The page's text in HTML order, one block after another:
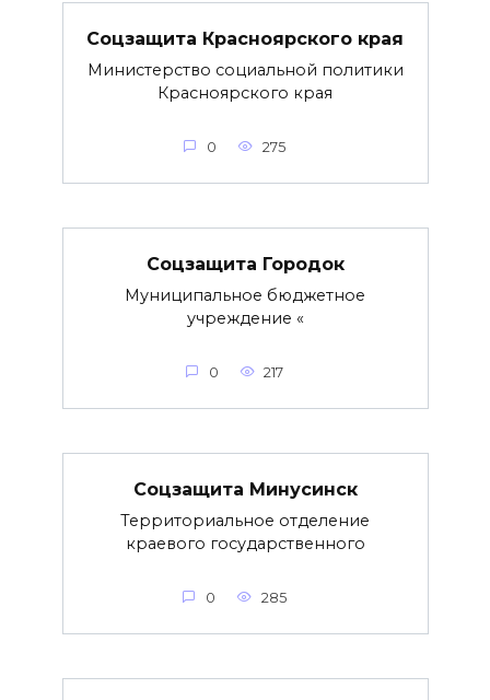
Соцзащита Красноярского края
Министерство социальной политики
Красноярского края
0 275
Соцзащита Городок
Муниципальное бюджетное
учреждение «
0 217
Соцзащита Минусинск
Территориальное отделение
краевого государственного
0 285